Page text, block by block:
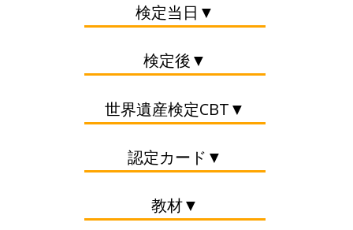
検定当日▼
検定後▼
世界遺産検定CBT▼
認定カード▼
教材▼